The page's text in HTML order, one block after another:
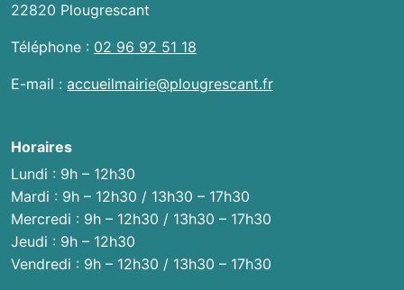
22820 Plougrescant
Téléphone : 02 96 92 51 18
E-mail : accueilmairie@plougrescant.fr
Horaires
Lundi : 9h – 12h30
Mardi : 9h – 12h30 / 13h30 – 17h30
Mercredi : 9h – 12h30 / 13h30 – 17h30
Jeudi : 9h – 12h30
Vendredi : 9h – 12h30 / 13h30 – 17h30